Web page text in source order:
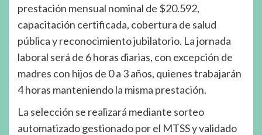
prestación mensual nominal de $20.592,
capacitación certificada, cobertura de salud
pública y reconocimiento jubilatorio. La jornada
laboral será de 6 horas diarias, con excepción de
madres con hijos de 0 a 3 años, quienes trabajarán
4 horas manteniendo la misma prestación.
La selección se realizará mediante sorteo
automatizado gestionado por el MTSS y validado